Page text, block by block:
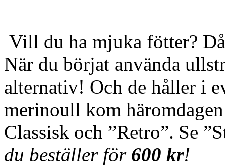
Vill du ha mjuka fötter?
När du börjat använda
alternativ! Och de håller i
merinoull kom
Classisk och ”Retro”. Se
du beställer för 600 kr!